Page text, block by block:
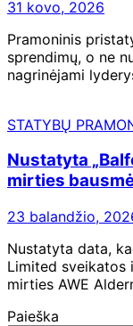
31 kovo, 2026
Pramoninis
sprendimų, o ne
nagrinėjami
STATYBŲ
Nustatyta
mirties
23 balandžio,
Nustatyta data,
Limited sveikatos
mirties AWE
Paieška